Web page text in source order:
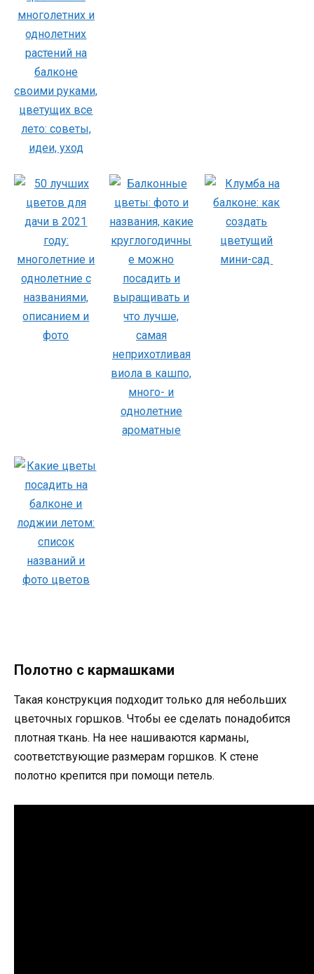
Полотно с кармашками
Такая конструкция подходит только для небольших
цветочных горшков. Чтобы ее сделать понадобится
плотная ткань. На нее нашиваются карманы,
соответствующие размерам горшков. К стене
полотно крепится при помощи петель.